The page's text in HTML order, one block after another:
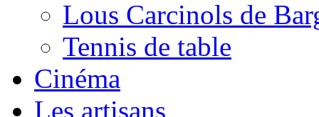
Lous Carcinols de
Tennis de table
Cinéma
Les artisans